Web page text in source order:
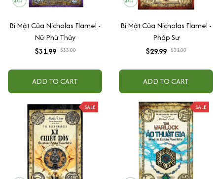
Bí Mật Của Nicholas Flamel -
Nữ Phù Thủy
$31.99 $33.00
ADD TO CART
Bí Mật Của Nicholas Flamel -
Pháp Sư
$29.99 $31.00
ADD TO CART
SALE SALE